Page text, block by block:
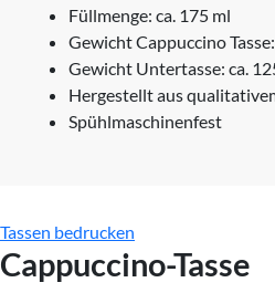
Füllmenge: ca. 175 ml
Gewicht Cappuccino
Gewicht Untertasse: ca.
Hergestellt aus
Spühlmaschinenfest
Tassen bedrucken
Cappuccino-Tasse